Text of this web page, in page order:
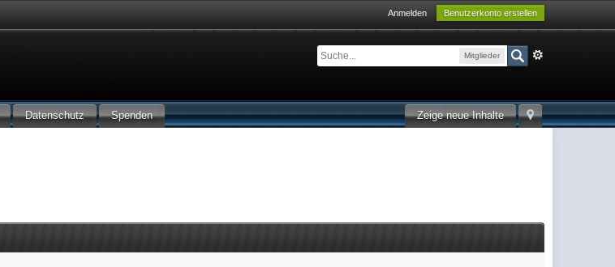
Anmelden Benutzerkonto erstellen
Mitglieder
Zeige neue Inhalte
Datenschutz Spenden